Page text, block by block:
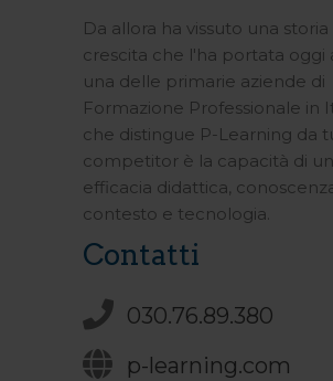
Da allora ha vissuto una storia
crescita che l'ha portata oggi
una delle primarie aziende di
Formazione Professionale in
che distingue P-Learning da
competitor è la capacità di
efficacia didattica,
contesto e tecnologia.
Contatti
030.76.89.380
p-learning.com